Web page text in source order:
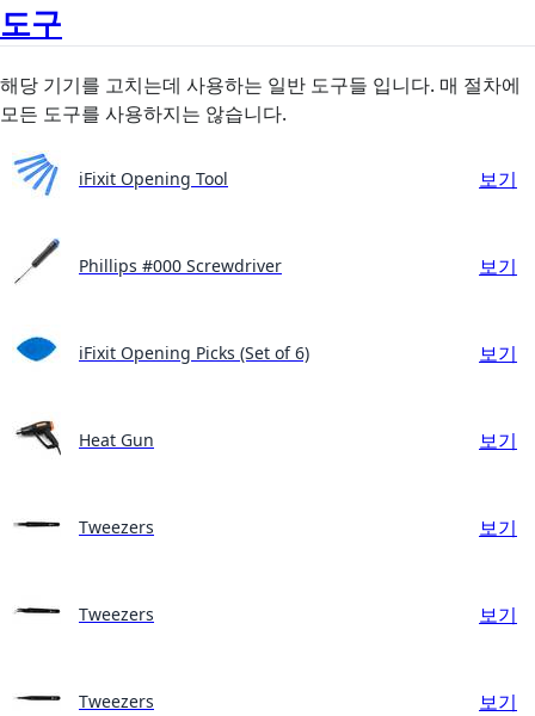
도구
해당 기기를 고치는데 사용하는 일반 도구들 입니다. 매 절차에
모든 도구를 사용하지는 않습니다.
iFixit Opening Tool 보기
Phillips #000 Screwdriver 보기
iFixit Opening Picks (Set of 6) 보기
Heat Gun 보기
Tweezers 보기
Tweezers 보기
Tweezers 보기